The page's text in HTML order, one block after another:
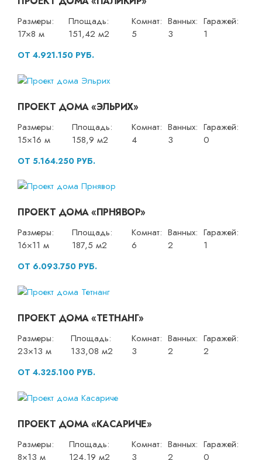
Размеры:
17×8 м
Площадь:
151,42 м2
Комнат:
5
Ванных:
3
Гаражей:
1
ОТ 4.921.150 РУБ.
ПРОЕКТ ДОМА «ЭЛЬРИХ»
Размеры:
15×16 м
Площадь:
158,9 м2
Комнат:
4
Ванных:
3
Гаражей:
0
ОТ 5.164.250 РУБ.
ПРОЕКТ ДОМА «ПРНЯВОР»
Размеры:
16×11 м
Площадь:
187,5 м2
Комнат:
6
Ванных:
2
Гаражей:
1
ОТ 6.093.750 РУБ.
ПРОЕКТ ДОМА «ТЕТНАНГ»
Размеры:
23×13 м
Площадь:
133,08 м2
Комнат:
3
Ванных:
2
Гаражей:
2
ОТ 4.325.100 РУБ.
ПРОЕКТ ДОМА «КАСАРИЧЕ»
Размеры:
8×13 м
Площадь:
124,19 м2
Комнат:
3
Ванных:
2
Гаражей:
0